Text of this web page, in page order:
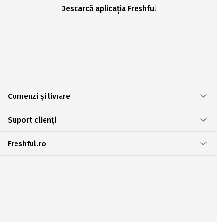
Descarcă aplicația Freshful
Comenzi și livrare
Suport clienți
Freshful.ro